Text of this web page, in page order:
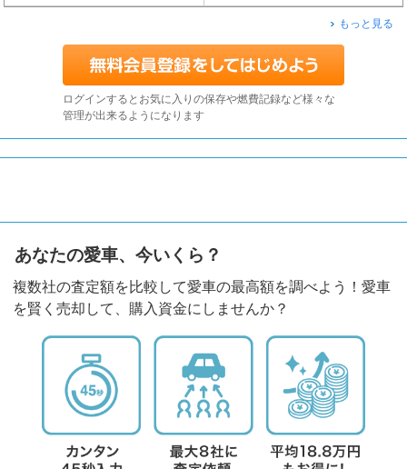
もっと見る
ログインするとお気に入りの保存や燃費記録など様々な
管理が出来るようになります
あなたの愛車、今いくら？
複数社の査定額を比較して愛車の最高額を調べよう！愛車
を賢く売却して、購入資金にしませんか？